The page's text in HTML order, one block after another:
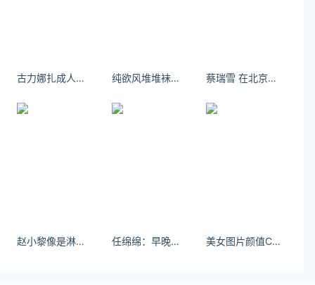
://www.yaorank.com/game/phonegame/58.html
甄姬
古力娜扎成人比基尼泳衣 火辣熟女吸晴养眼图片 纯欲风堆堆袜责任和权利是双生儿，想要享受权利，那么就勇于承担责任吧。 蔡瑞雪 在北京拍戲的這幾天 ​​​
赵小黎像是淋了一场蓝色大雨 ​​​ 任绵绵：早晚都要谈恋爱，和我谈怎么样 #模特之家#车模之家#纯欲天花板 #任绵绵 #初恋脸 美女图片颜值COS，不是一般人能驾驭！